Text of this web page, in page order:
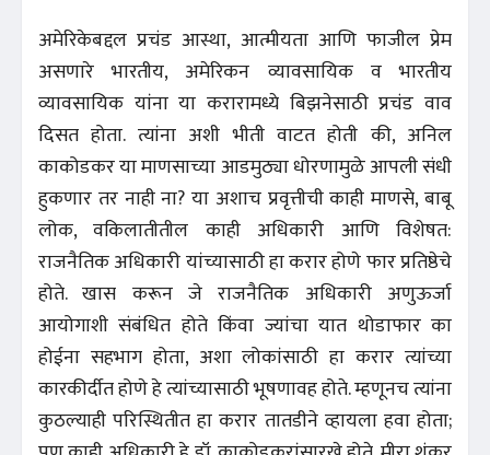
अमेरिकेबद्दल प्रचंड आस्था, आत्मीयता आणि फाजील प्रेम
असणारे भारतीय, अमेरिकन व्यावसायिक व भारतीय
व्यावसायिक यांना या करारामध्ये बिझनेसाठी प्रचंड वाव
दिसत होता. त्यांना अशी भीती वाटत होती की, अनिल
काकोडकर या माणसाच्या आडमुठ्या धोरणामुळे आपली संधी
हुकणार तर नाही ना? या अशाच प्रवृत्तीची काही माणसे, बाबू
लोक, वकिलातीतील काही अधिकारी आणि विशेषत:
राजनैतिक अधिकारी यांच्यासाठी हा करार होणे फार प्रतिष्ठेचे
होते. खास करून जे राजनैतिक अधिकारी अणुऊर्जा
आयोगाशी संबंधित होते किंवा ज्यांचा यात थोडाफार का
होईना सहभाग होता, अशा लोकांसाठी हा करार त्यांच्या
कारकीर्दीत होणे हे त्यांच्यासाठी भूषणावह होते. म्हणूनच त्यांना
कुठल्याही परिस्थितीत हा करार तातडीने व्हायला हवा होता;